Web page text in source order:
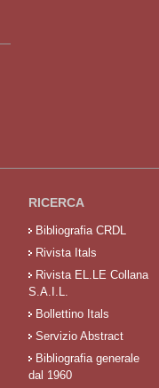
RICERCA
Bibliografia CRDL
Rivista Itals
Rivista EL.LE Collana
S.A.I.L.
Bollettino Itals
Servizio Abstract
Bibliografia generale
dal 1960